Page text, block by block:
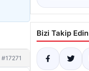
#17271
Bizi Takip Edin